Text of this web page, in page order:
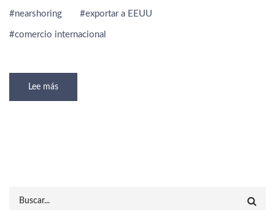
nearshoring exportar a EEUU
comercio internacional
Lee más